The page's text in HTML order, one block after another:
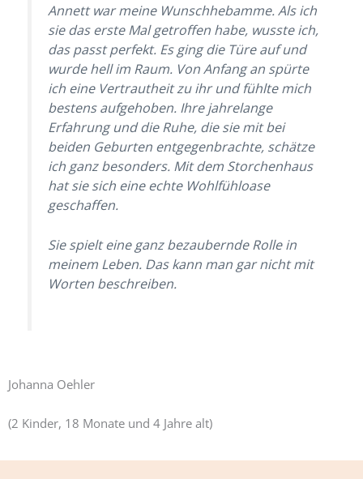
Annett war meine Wunschhebamme. Als ich
sie das erste Mal getroffen habe, wusste ich,
das passt perfekt. Es ging die Türe auf und
wurde hell im Raum. Von Anfang an spürte
ich eine Vertrautheit zu ihr und fühlte mich
bestens aufgehoben. Ihre jahrelange
Erfahrung und die Ruhe, die sie mit bei
beiden Geburten entgegenbrachte, schätze
ich ganz besonders. Mit dem Storchenhaus
hat sie sich eine echte Wohlfühloase
geschaffen.
Sie spielt eine ganz bezaubernde Rolle in
meinem Leben. Das kann man gar nicht mit
Worten beschreiben.
Johanna Oehler
(2 Kinder, 18 Monate und 4 Jahre alt)